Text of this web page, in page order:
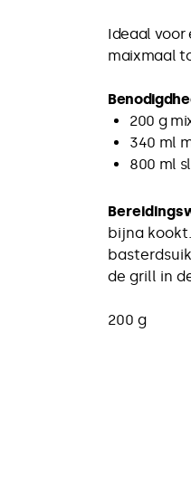
Ideaal voor
maixmaal
200 g
340 ml
800 ml
bijna
de grill in
200 g